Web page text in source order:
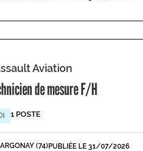
Aviation
de mesure F/H
1 POSTE
ARGONAY (74) PUBLIÉE LE 31/07/2026